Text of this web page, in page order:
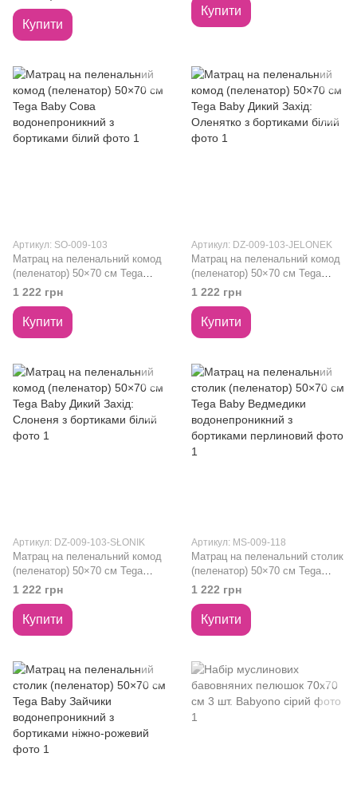
бортиками білий
Купити
Купити
Артикул: SO-009-103
Матрац на пеленальний комод
(пеленатор) 50×70 см Tega
Baby Сова водонепроникний з
бортиками білий
1 222 грн
Купити
Артикул: DZ-009-103-JELONEK
Матрац на пеленальний комод
(пеленатор) 50×70 см Tega
Baby Дикий Захід: Оленятко з
бортиками білий
1 222 грн
Купити
Артикул: DZ-009-103-SŁONIK
Матрац на пеленальний комод
(пеленатор) 50×70 см Tega
Baby Дикий Захід: Слоненя з
бортиками білий
1 222 грн
Купити
Артикул: MS-009-118
Матрац на пеленальний столик
(пеленатор) 50×70 см Tega
Baby Ведмедики
водонепроникний з бортиками
перлиновий
1 222 грн
Купити